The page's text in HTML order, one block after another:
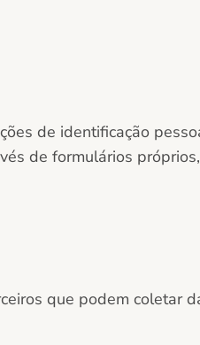
de identificação
de formulários
que podem coletar